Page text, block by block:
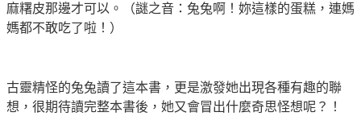
麻糬皮那邊才可以。（謎之音：兔兔啊！妳這樣的蛋糕，連媽
媽都不敢吃了啦！）
古靈精怪的兔兔讀了這本書，更是激發她出現各種有趣的聯
想，很期待讀完整本書後，她又會冒出什麼奇思怪想呢？！